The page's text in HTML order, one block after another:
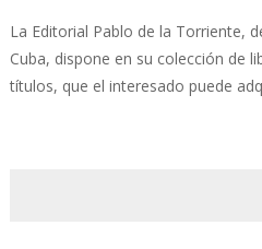
La Editorial Pablo de la Torriente,
Cuba, dispone en su colección de
títulos, que el interesado puede